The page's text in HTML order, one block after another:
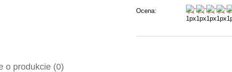
Ocena:
o produkcie (0)